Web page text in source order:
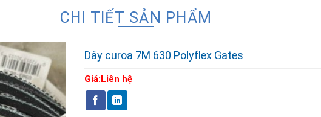
CHI TIẾT SẢN PHẨM
Dây curoa 7M 630 Polyflex Gates
Giá:Liên hệ